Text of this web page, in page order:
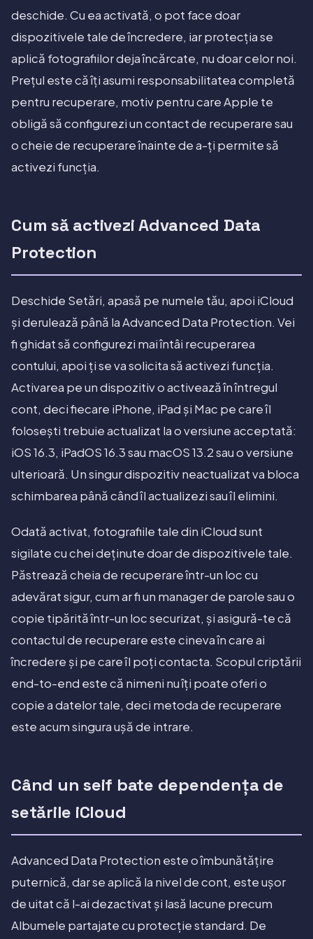
deschide. Cu ea activată, o pot face doar
dispozitivele tale de încredere, iar protecția se
aplică fotografiilor deja încărcate, nu doar celor noi.
Prețul este că îți asumi responsabilitatea completă
pentru recuperare, motiv pentru care Apple te
obligă să configurezi un contact de recuperare sau
o cheie de recuperare înainte de a-ți permite să
activezi funcția.
Cum să activezi Advanced Data
Protection
Deschide Setări, apasă pe numele tău, apoi iCloud
și derulează până la Advanced Data Protection. Vei
fi ghidat să configurezi mai întâi recuperarea
contului, apoi ți se va solicita să activezi funcția.
Activarea pe un dispozitiv o activează în întregul
cont, deci fiecare iPhone, iPad și Mac pe care îl
folosești trebuie actualizat la o versiune acceptată:
iOS 16.3, iPadOS 16.3 sau macOS 13.2 sau o versiune
ulterioară. Un singur dispozitiv neactualizat va bloca
schimbarea până când îl actualizezi sau îl elimini.
Odată activat, fotografiile tale din iCloud sunt
sigilate cu chei deținute doar de dispozitivele tale.
Păstrează cheia de recuperare într-un loc cu
adevărat sigur, cum ar fi un manager de parole sau o
copie tipărită într-un loc securizat, și asigură-te că
contactul de recuperare este cineva în care ai
încredere și pe care îl poți contacta. Scopul criptării
end-to-end este că nimeni nu îți poate oferi o
copie a datelor tale, deci metoda de recuperare
este acum singura ușă de intrare.
Când un seif bate dependența de
setările iCloud
Advanced Data Protection este o îmbunătățire
puternică, dar se aplică la nivel de cont, este ușor
de uitat că l-ai dezactivat și lasă lacune precum
Albumele partajate cu protecție standard. De